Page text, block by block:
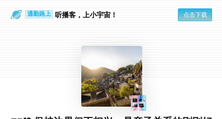
通勤路上 听播客，上小宇宙！ 点击下载